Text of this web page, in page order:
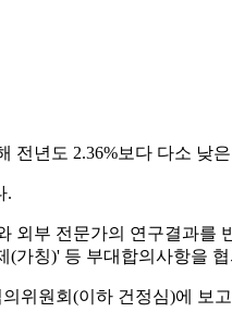
전년도 2.36%보다 다소 낮
.
부 전문가의 연구결과
가칭)' 등 부대합의사항을
위원회(이하 건정심)에 보